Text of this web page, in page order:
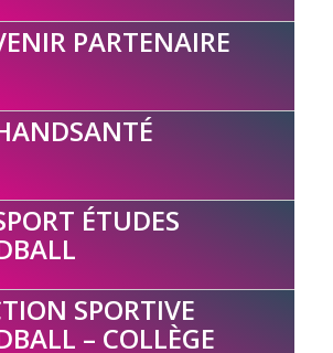
PARTENAIRE
ÉTUDES
SPORTIVE
– COLLÈGE